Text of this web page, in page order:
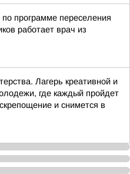
программе переселения
работает врач из
Лагерь креативной и
где каждый пройдет
и снимется в